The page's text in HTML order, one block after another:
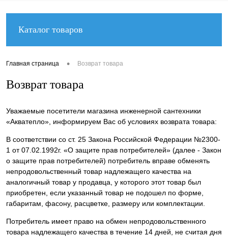
Каталог товаров
Главная страница • Возврат товара
Возврат товара
Уважаемые посетители магазина инженерной сантехники
«Акватепло», информируем Вас об условиях возврата товара:
В соответствии со ст. 25 Закона Российской Федерации №2300-
1 от 07.02.1992г. «О защите прав потребителей» (далее - Закон
о защите прав потребителей) потребитель вправе обменять
непродовольственный товар надлежащего качества на
аналогичный товар у продавца, у которого этот товар был
приобретен, если указанный товар не подошел по форме,
габаритам, фасону, расцветке, размеру или комплектации.
Потребитель имеет право на обмен непродовольственного
товара надлежащего качества в течение 14 дней, не считая дня